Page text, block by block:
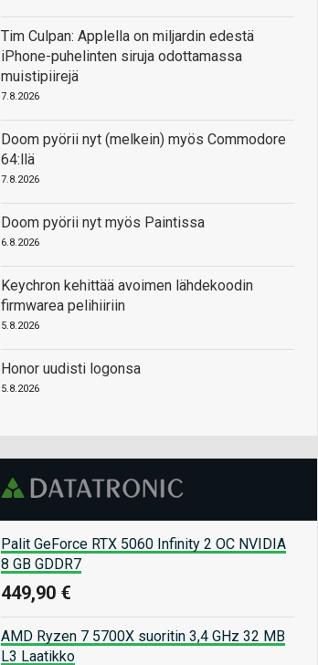
Tim Culpan: Applella on miljardin edestä
iPhone-puhelinten siruja odottamassa
muistipiirejä
7.8.2026
Doom pyörii nyt (melkein) myös Commodore
64:llä
7.8.2026
Doom pyörii nyt myös Paintissa
6.8.2026
Keychron kehittää avoimen lähdekoodin
firmwarea pelihiiriin
5.8.2026
Honor uudisti logonsa
5.8.2026
Palit GeForce RTX 5060 Infinity 2 OC NVIDIA
8 GB GDDR7
449,90 €
AMD Ryzen 7 5700X suoritin 3,4 GHz 32 MB
L3 Laatikko